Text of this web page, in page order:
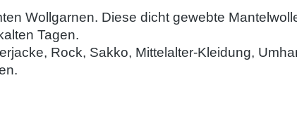
Wollgarnen. Diese dicht gewebte
Tagen.
Rock, Sakko, Mittelalter-Kleidung,